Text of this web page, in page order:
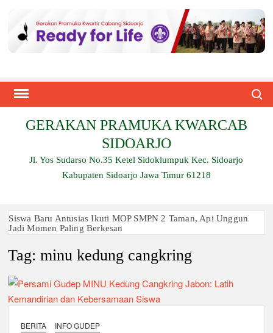
content
GERAKAN PRAMUKA KWARCAB
SIDOARJO
Jl. Yos Sudarso No.35 Ketel Sidoklumpuk Kec. Sidoarjo
Kabupaten Sidoarjo Jawa Timur 61218
Siswa Baru Antusias Ikuti MOP SMPN 2 Taman, Api Unggun
Jadi Momen Paling Berkesan
Berjalan 2 Kilometer hingga Taklukkan Beragam Ujian, Inilah
Ambalan SMAN 3 Sidoarjo Gelar Anjangsana dan Buka
Bersama 2026, Pererat Tali Persaudaraan
Relevansi Pemikiran Baden-Powell dalam Pembinaan
Generasi Muda di Era Digital
Tag:minu kedung cangkring
BERITA INFO GUDEP